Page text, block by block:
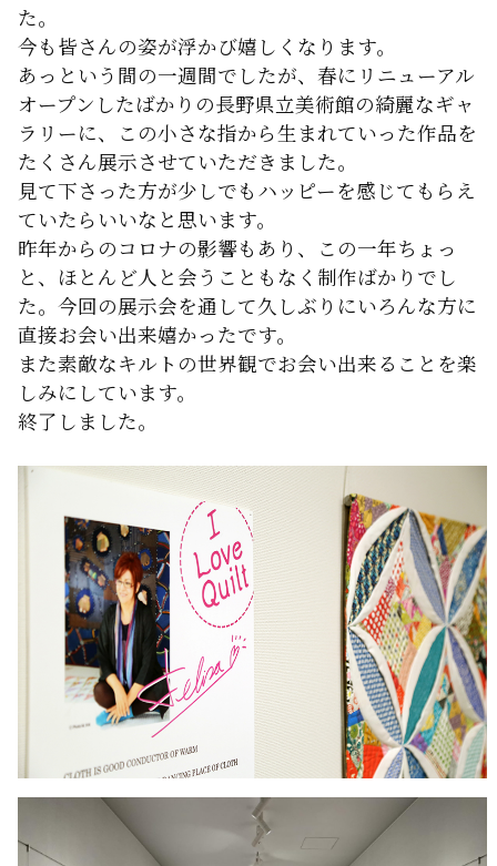
た。
今も皆さんの姿が浮かび嬉しくなります。
あっという間の一週間でしたが、春にリニューアル
オープンしたばかりの長野県立美術館の綺麗なギャ
ラリーに、この小さな指から生まれていった作品を
たくさん展示させていただきました。
見て下さった方が少しでもハッピーを感じてもらえ
ていたらいいなと思います。
昨年からのコロナの影響もあり、この一年ちょっ
と、ほとんど人と会うこともなく制作ばかりでし
た。今回の展示会を通して久しぶりにいろんな方に
直接お会い出来嬉かったです。
また素敵なキルトの世界観でお会い出来ることを楽
しみにしています。
終了しました。